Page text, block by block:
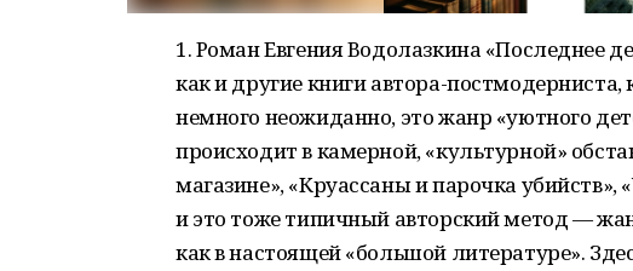
1. Роман Евгения Водолазкина «Последнее
как и другие книги автора-
немного неожиданно, это жанр «уютного
происходит в камерной, «культурной»
магазине», «Круассаны и парочка убийств»,
и это тоже типичный авторский метод —
как в настоящей «большой литературе».